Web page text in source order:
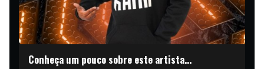
Conheça um pouco sobre este artista...